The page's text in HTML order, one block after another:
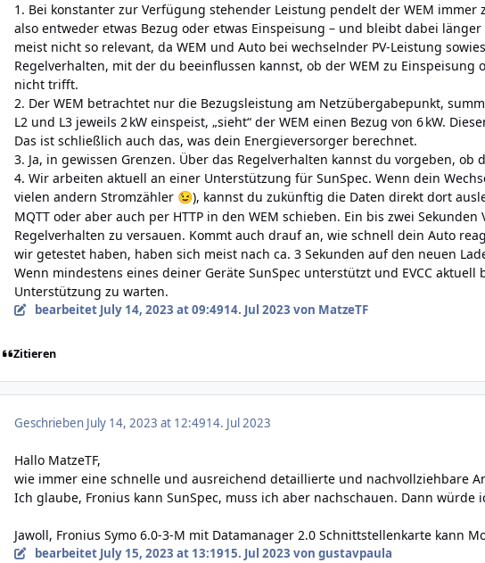
1. Bei konstanter zur Verfügung stehender Leistung pendelt der WEM
also entweder etwas Bezug oder etwas Einspeisung – und bleibt dabei
meist nicht so relevant, da WEM und Auto bei wechselnder PV-Leistung
Regelverhalten, mit der du beeinflussen kannst, ob der WEM zu
nicht trifft.
2. Der WEM betrachtet nur die Bezugsleistung am Netzübergabepunkt,
L2 und L3 jeweils 2 kW einspeist, „sieht“ der WEM einen Bezug von 6 kW.
Das ist schließlich auch das, was dein Energieversorger berechnet.
3. Ja, in gewissen Grenzen. Über das Regelverhalten kannst du vorgeben,
4. Wir arbeiten aktuell an einer Unterstützung für SunSpec. Wenn dein
vielen andern Stromzähler 😉), kannst du zukünftig die Daten direkt dort
MQTT oder aber auch per HTTP in den WEM schieben. Ein bis zwei
Regelverhalten zu versauen. Kommt auch drauf an, wie schnell dein Auto
wir getestet haben, haben sich meist nach ca. 3 Sekunden auf den neuen
Wenn mindestens eines deiner Geräte SunSpec unterstützt und EVCC
Unterstützung zu warten.
bearbeitet July 14, 2023 at 09:4914. Jul 2023 von MatzeTF
Zitieren
Geschrieben July 14, 2023 at 12:4914. Jul 2023
Hallo MatzeTF,
wie immer eine schnelle und ausreichend detaillierte und nachvollziehbare
Ich glaube, Fronius kann SunSpec, muss ich aber nachschauen. Dann würde
Jawoll, Fronius Symo 6.0-3-M mit Datamanager 2.0 Schnittstellenkarte kann
bearbeitet July 15, 2023 at 13:1915. Jul 2023 von gustavpaula